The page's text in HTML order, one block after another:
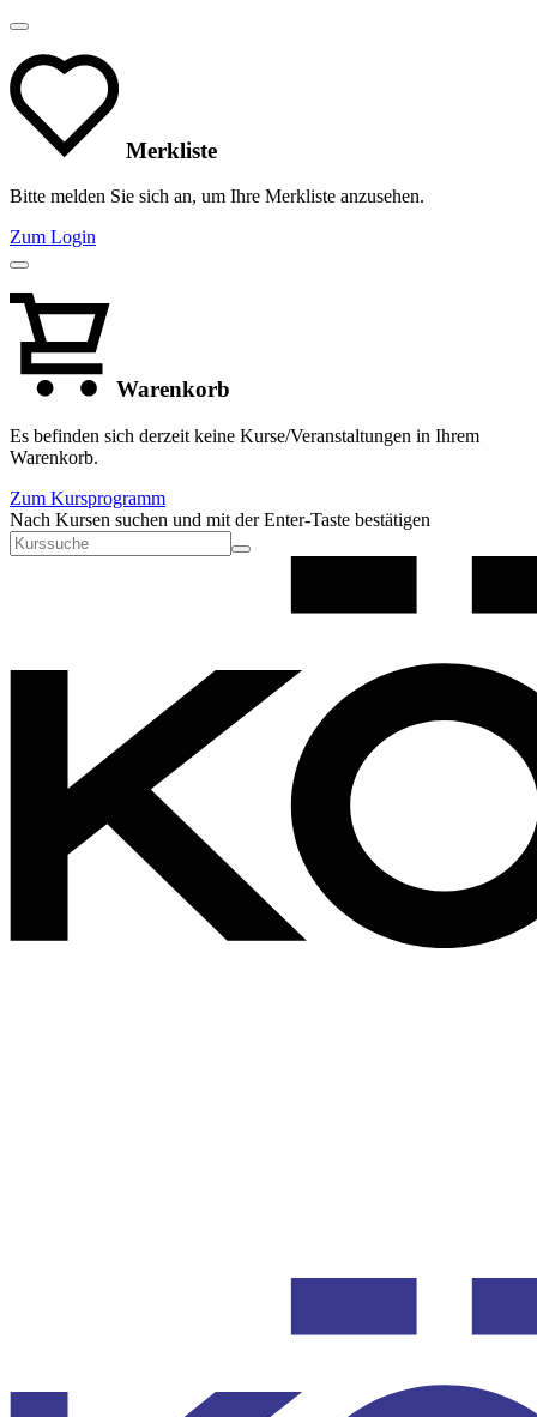
Merkliste
Bitte melden Sie sich an, um Ihre Merkliste anzusehen.
Zum Login
Warenkorb
Es befinden sich derzeit keine Kurse/Veranstaltungen in Ihrem
Warenkorb.
Zum Kursprogramm
Nach Kursen suchen und mit der Enter-Taste bestätigen